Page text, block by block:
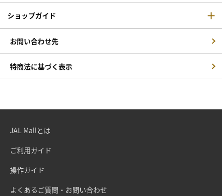
ショップガイド
お問い合わせ先
特商法に基づく表示
JAL Mallとは
ご利用ガイド
操作ガイド
よくあるご質問・お問い合わせ